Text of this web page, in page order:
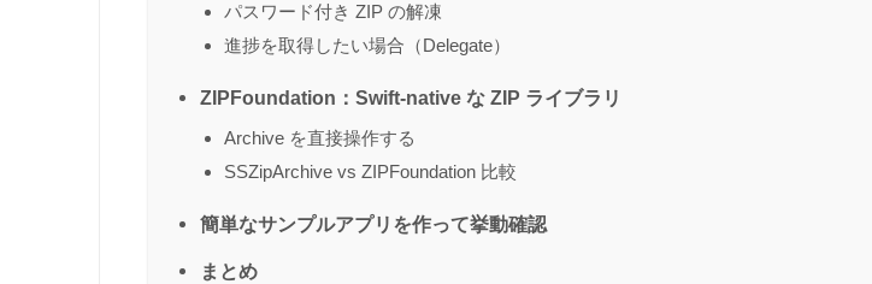
パスワード付き ZIP の解凍
進捗を取得したい場合（Delegate）
ZIPFoundation：Swift-native な ZIP ライブラリ
Archive を直接操作する
SSZipArchive vs ZIPFoundation 比較
簡単なサンプルアプリを作って挙動確認
まとめ